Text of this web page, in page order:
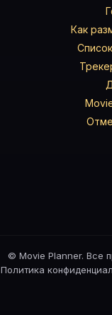
Как
© Movie Planner. Все
Политика